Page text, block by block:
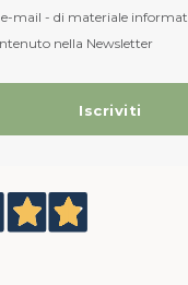
mail - di materiale
nella Newsletter